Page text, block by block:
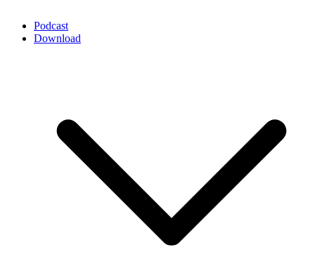
Podcast
Download